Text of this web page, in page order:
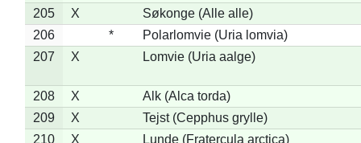
205 X
Søkonge (Alle alle)
206
*
Polarlomvie (Uria lomvia)
207
X Lomvie (Uria aalge)
208 X
Alk (Alca torda)
209
X
Tejst (Cepphus grylle)
210
X
Lunde (Fratercula arctica)